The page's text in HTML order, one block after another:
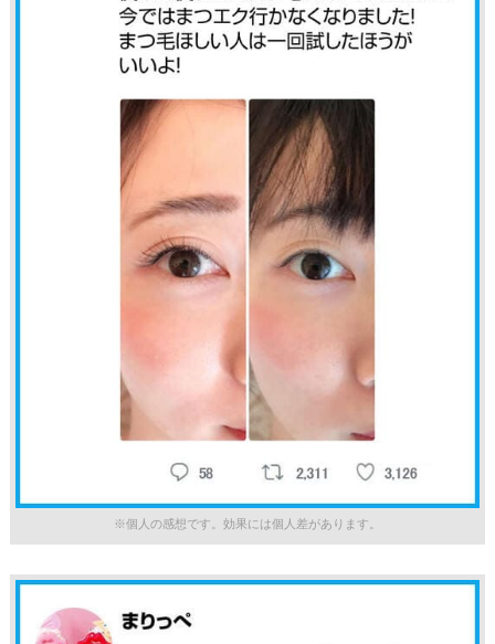
※個人の感想です。効果には個人差があります。